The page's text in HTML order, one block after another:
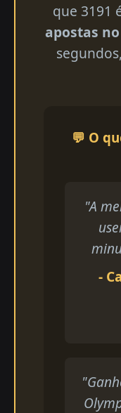
que 3191
apostas
💬 O
"A
-